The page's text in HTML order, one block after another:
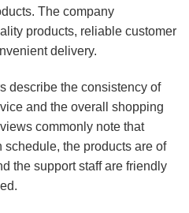
The company
products, reliable customer
delivery.
describe the consistency of
and the overall shopping
commonly note that
schedule, the products are of
the support staff are friendly